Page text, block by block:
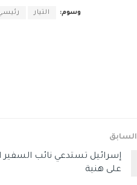
وسوم: التيار
السابق
إسرائيل تستدعي نائب السفير
على هنية